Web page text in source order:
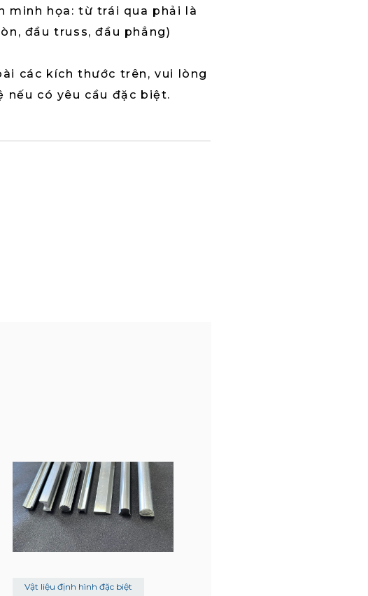
minh họa: từ trái qua phải là
đầu truss, đầu phẳng)
các kích thước trên, vui lòng
nếu có yêu cầu đặc biệt.
Vật liệu định hình đặc biệt